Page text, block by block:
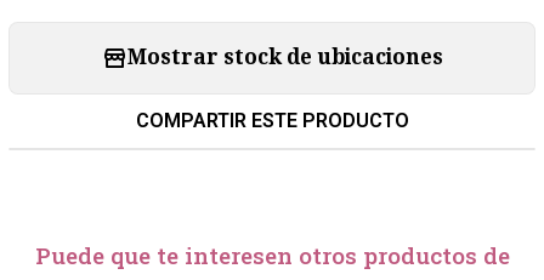
Mostrar stock de ubicaciones
COMPARTIR ESTE PRODUCTO
Puede que te interesen otros productos de